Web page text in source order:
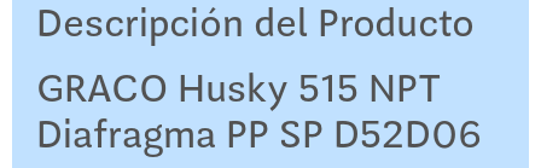
Descripción del Producto
GRACO Husky 515 NPT
Diafragma PP SP D52D06